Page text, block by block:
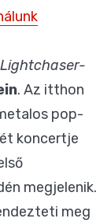
Lightchaser-
. Az itthon
pop-
koncertje
megjelenik.
meg